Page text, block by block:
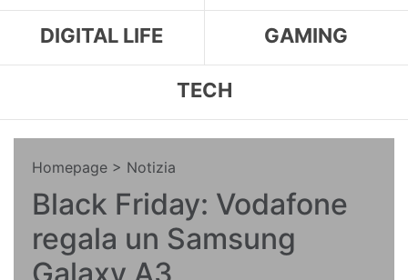
DIGITAL LIFE GAMING
TECH
Homepage > Notizia
Black Friday: Vodafone
regala un Samsung